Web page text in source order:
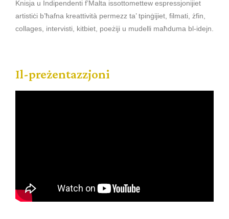
Knisja u Indipendenti f’Malta issottomettew espressjonijiet
artistiċi b’ħafna kreattività permezz ta’ tpinġijiet, filmati, żfin,
collages, intervisti, kitbiet, poeżiji u mudelli maħduma bl-idejn.
Il-preżentazzjoni